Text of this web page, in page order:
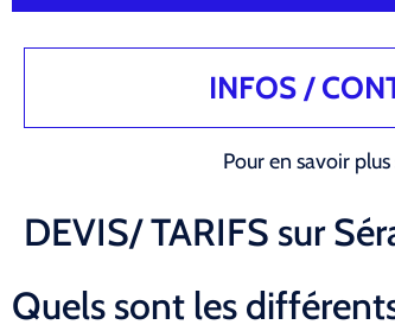
INFOS /
Pour en savoir
DEVIS/ TARIFS sur
Quels sont les